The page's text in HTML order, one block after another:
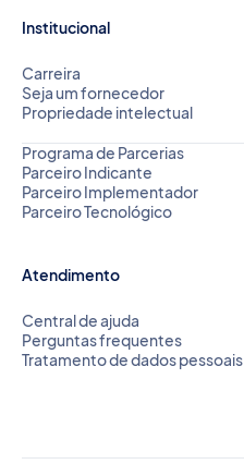
Institucional
Carreira
Seja um fornecedor
Propriedade intelectual
Programa de Parcerias
Parceiro Indicante
Parceiro Implementador
Parceiro Tecnológico
Atendimento
Central de ajuda
Perguntas frequentes
Tratamento de dados pessoais